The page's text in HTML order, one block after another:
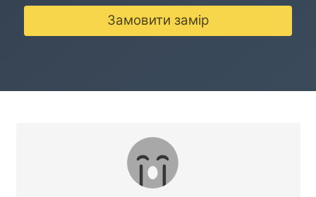
Замовити замір